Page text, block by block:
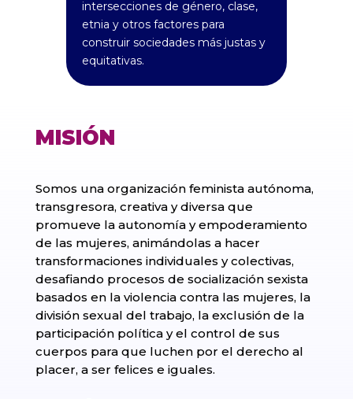
intersecciones de género, clase,
etnia y otros factores para
construir sociedades más justas y
equitativas.
MISIÓN
Somos una organización feminista autónoma,
transgresora, creativa y diversa que
promueve la autonomía y empoderamiento
de las mujeres, animándolas a hacer
transformaciones individuales y colectivas,
desafiando procesos de socialización sexista
basados en la violencia contra las mujeres, la
división sexual del trabajo, la exclusión de la
participación política y el control de sus
cuerpos para que luchen por el derecho al
placer, a ser felices e iguales.